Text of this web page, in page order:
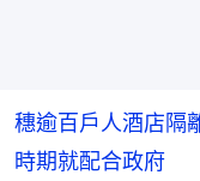
穗逾百戶人酒店
時期就配合政府